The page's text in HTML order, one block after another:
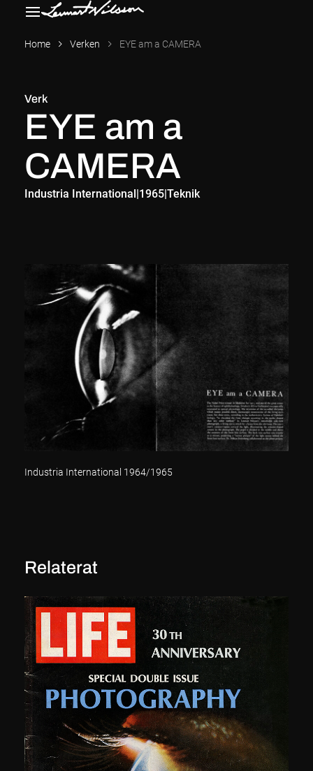
Home Verken EYE am a CAMERA
Verk
EYE am a
CAMERA
Industria International|1965|Teknik
Industria International 1964/1965
Relaterat